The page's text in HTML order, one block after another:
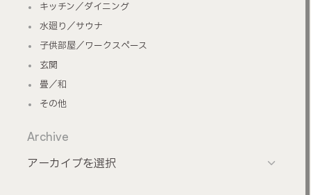
キッチン／ダイニング
水廻り／サウナ
子供部屋／ワークスペース
玄関
畳／和
その他
Archive